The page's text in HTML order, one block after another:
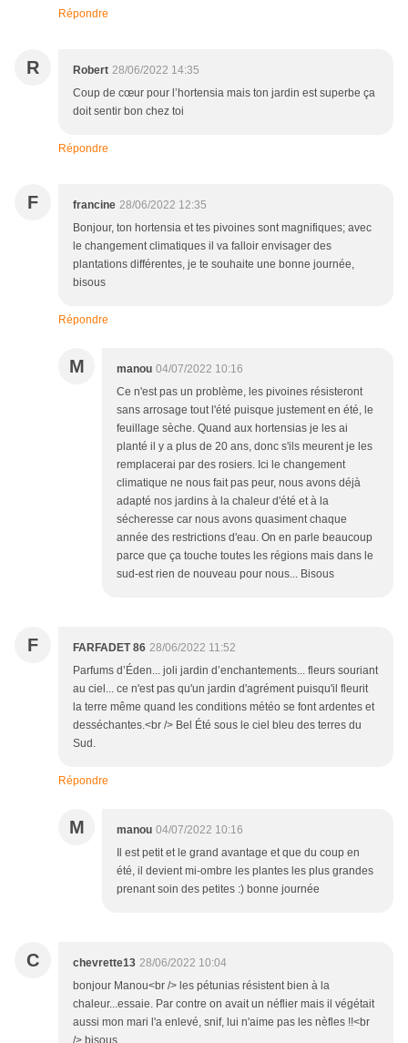
Répondre
R Robert 28/06/2022 14:35
Coup de cœur pour l’hortensia mais ton jardin est superbe ça
doit sentir bon chez toi
Répondre
F francine 28/06/2022 12:35
Bonjour, ton hortensia et tes pivoines sont magnifiques; avec
le changement climatiques il va falloir envisager des
plantations différentes, je te souhaite une bonne journée,
bisous
Répondre
M manou 04/07/2022 10:16
Ce n'est pas un problème, les pivoines résisteront
sans arrosage tout l'été puisque justement en été, le
feuillage sèche. Quand aux hortensias je les ai
planté il y a plus de 20 ans, donc s'ils meurent je les
remplacerai par des rosiers. Ici le changement
climatique ne nous fait pas peur, nous avons déjà
adapté nos jardins à la chaleur d'été et à la
sécheresse car nous avons quasiment chaque
année des restrictions d'eau. On en parle beaucoup
parce que ça touche toutes les régions mais dans le
sud-est rien de nouveau pour nous... Bisous
F FARFADET 86 28/06/2022 11:52
Parfums d’Éden... joli jardin d’enchantements... fleurs souriant
au ciel... ce n'est pas qu'un jardin d'agrément puisqu'il fleurit
la terre même quand les conditions météo se font ardentes et
desséchantes.<br /> Bel Été sous le ciel bleu des terres du
Sud.
Répondre
M manou 04/07/2022 10:16
Il est petit et le grand avantage et que du coup en
été, il devient mi-ombre les plantes les plus grandes
prenant soin des petites :) bonne journée
C chevrette13 28/06/2022 10:04
bonjour Manou<br /> les pétunias résistent bien à la
chaleur...essaie. Par contre on avait un néflier mais il végétait
aussi mon mari l'a enlevé, snif, lui n'aime pas les nèfles !!<br
/> bisous